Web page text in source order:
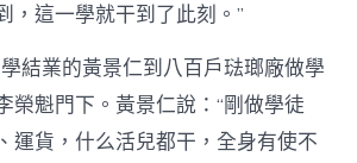
，這一學就干到了此刻。”
結業的黃景仁到八百戶琺瑯廠做學
榮魁門下。黃景仁說：“剛做學徒
運貨，什么活兒都干，全身有使不